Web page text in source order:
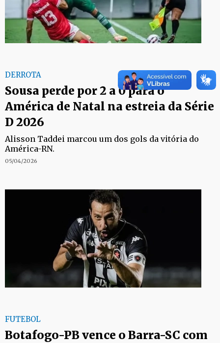
DERROTA
Sousa perde por 2 a 0 para o
América de Natal na estreia da Série
D 2026
Alisson Taddei marcou um dos gols da vitória do
América-RN.
05/04/2026
FUTEBOL
Botafogo-PB vence o Barra-SC com